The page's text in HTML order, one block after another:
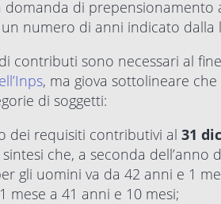
di prepensionamento
numero di anni indicato dalla
contributi sono necessari al
, ma giova sottolineare
di soggetti:
dei requisiti contributivi al 31
che, a seconda dell’anno
gli uomini va da 42 anni e 1
mese a 41 anni e 10 mesi;